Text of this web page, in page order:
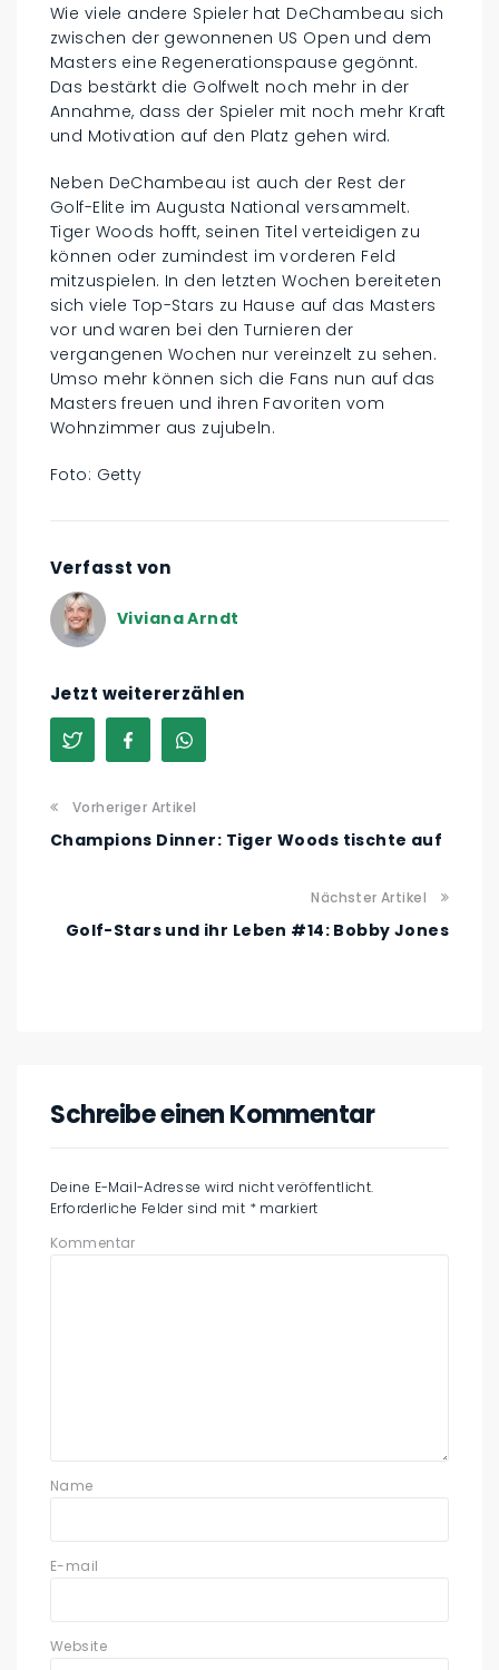
Wie viele andere Spieler hat DeChambeau sich
zwischen der gewonnenen US Open und dem
Masters eine Regenerationspause gegönnt.
Das bestärkt die Golfwelt noch mehr in der
Annahme, dass der Spieler mit noch mehr Kraft
und Motivation auf den Platz gehen wird.
Neben DeChambeau ist auch der Rest der
Golf-Elite im Augusta National versammelt.
Tiger Woods hofft, seinen Titel verteidigen zu
können oder zumindest im vorderen Feld
mitzuspielen. In den letzten Wochen bereiteten
sich viele Top-Stars zu Hause auf das Masters
vor und waren bei den Turnieren der
vergangenen Wochen nur vereinzelt zu sehen.
Umso mehr können sich die Fans nun auf das
Masters freuen und ihren Favoriten vom
Wohnzimmer aus zujubeln.
Foto: Getty
Verfasst von
Viviana Arndt
Jetzt weitererzählen
Vorheriger Artikel
Champions Dinner: Tiger Woods tischte auf
Nächster Artikel
Golf-Stars und ihr Leben #14: Bobby Jones
Schreibe einen Kommentar
Deine E-Mail-Adresse wird nicht veröffentlicht.
Erforderliche Felder sind mit * markiert
Kommentar
Name
E-mail
Website